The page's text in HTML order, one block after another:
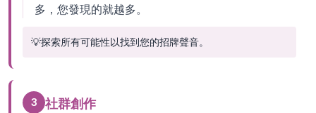
多，您發現的就越多。
💡探索所有可能性以找到您的招牌聲音。
3 社群創作